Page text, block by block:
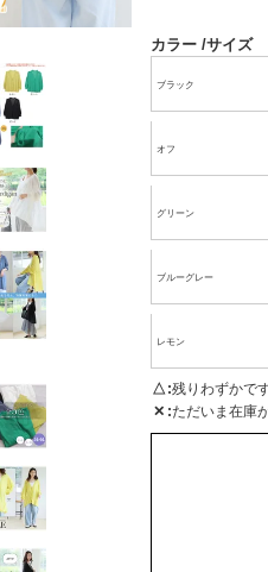
カラー サイズ
ブラック
オフ
グリーン
ブルーグレー
レモン
△ 残りわずかです
✕ ただいま在庫